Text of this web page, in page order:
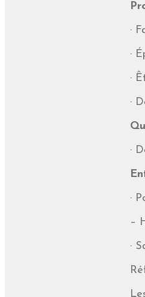
·
·
·
·
·
·
–
·